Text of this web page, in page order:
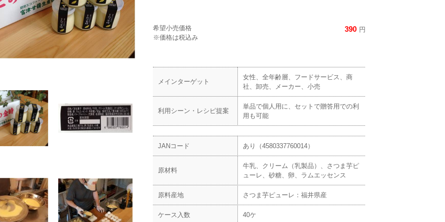
希望小売価格
※価格は税込み
390 円
メインターゲット
女性、全年齢層、フードサービス、商
社、卸売、メーカー、小売
利用シーン・レシピ提案
単品で個人用に、セットで贈答用での利
用も可能
JANコード あり（4580337760014）
原材料
牛乳、クリーム（乳製品）、さつま芋ピ
ューレ、砂糖、卵、ラムエッセンス
原料産地 さつま芋ピューレ：福井県産
ケース入数 40ケ